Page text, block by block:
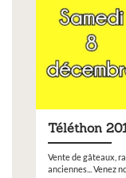
Téléthon
Vente de gâteaux,
anciennes... Venez